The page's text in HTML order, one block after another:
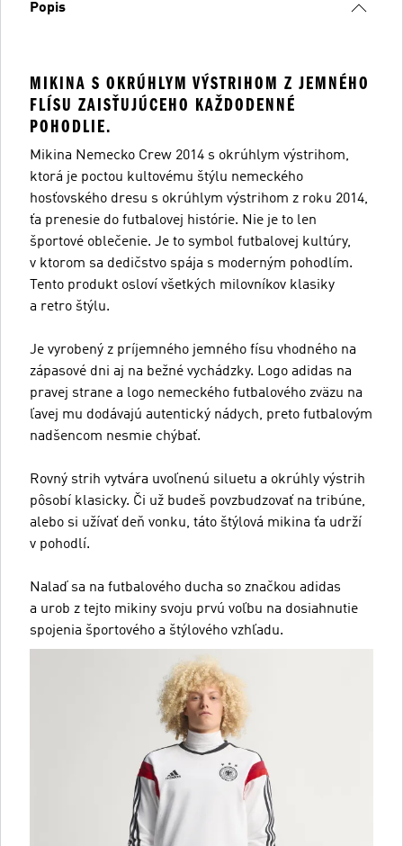
Popis
MIKINA S OKRÚHLYM VÝSTRIHOM Z JEMNÉHO
FLÍSU ZAISŤUJÚCEHO KAŽDODENNÉ
POHODLIE.
Mikina Nemecko Crew 2014 s okrúhlym výstrihom,
ktorá je poctou kultovému štýlu nemeckého
hosťovského dresu s okrúhlym výstrihom z roku 2014,
ťa prenesie do futbalovej histórie. Nie je to len
športové oblečenie. Je to symbol futbalovej kultúry,
v ktorom sa dedičstvo spája s moderným pohodlím.
Tento produkt osloví všetkých milovníkov klasiky
a retro štýlu.
Je vyrobený z príjemného jemného físu vhodného na
zápasové dni aj na bežné vychádzky. Logo adidas na
pravej strane a logo nemeckého futbalového zväzu na
ľavej mu dodávajú autentický nádych, preto futbalovým
nadšencom nesmie chýbať.
Rovný strih vytvára uvoľnenú siluetu a okrúhly výstrih
pôsobí klasicky. Či už budeš povzbudzovať na tribúne,
alebo si užívať deň vonku, táto štýlová mikina ťa udrží
v pohodlí.
Nalaď sa na futbalového ducha so značkou adidas
a urob z tejto mikiny svoju prvú voľbu na dosiahnutie
spojenia športového a štýlového vzhľadu.